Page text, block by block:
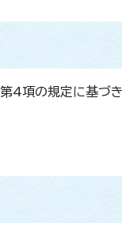
4項の規定に基づ